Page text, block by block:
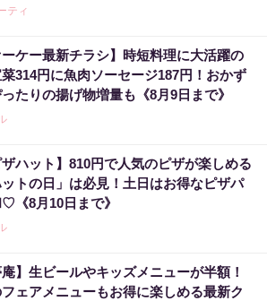
ティ
ーケー最新チラシ】時短料理に大活躍の
菜314円に魚肉ソーセージ187円！おかず
たりの揚げ物増量も《8月9日まで》
ザハット】810円で人気のピザが楽しめる
ットの日」は必見！土日はお得なピザパ
♡《8月10日まで》
庵】生ビールやキッズメニューが半額！
ェアメニューもお得に楽しめる最新ク